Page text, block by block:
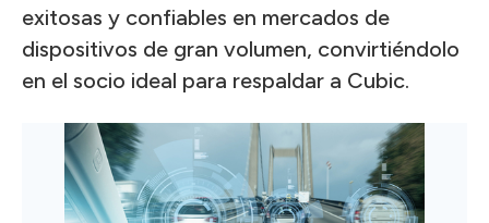
exitosas y confiables en mercados de
dispositivos de gran volumen, convirtiéndolo
en el socio ideal para respaldar a Cubic.